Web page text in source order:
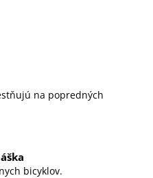
na popredných
bicyklov.